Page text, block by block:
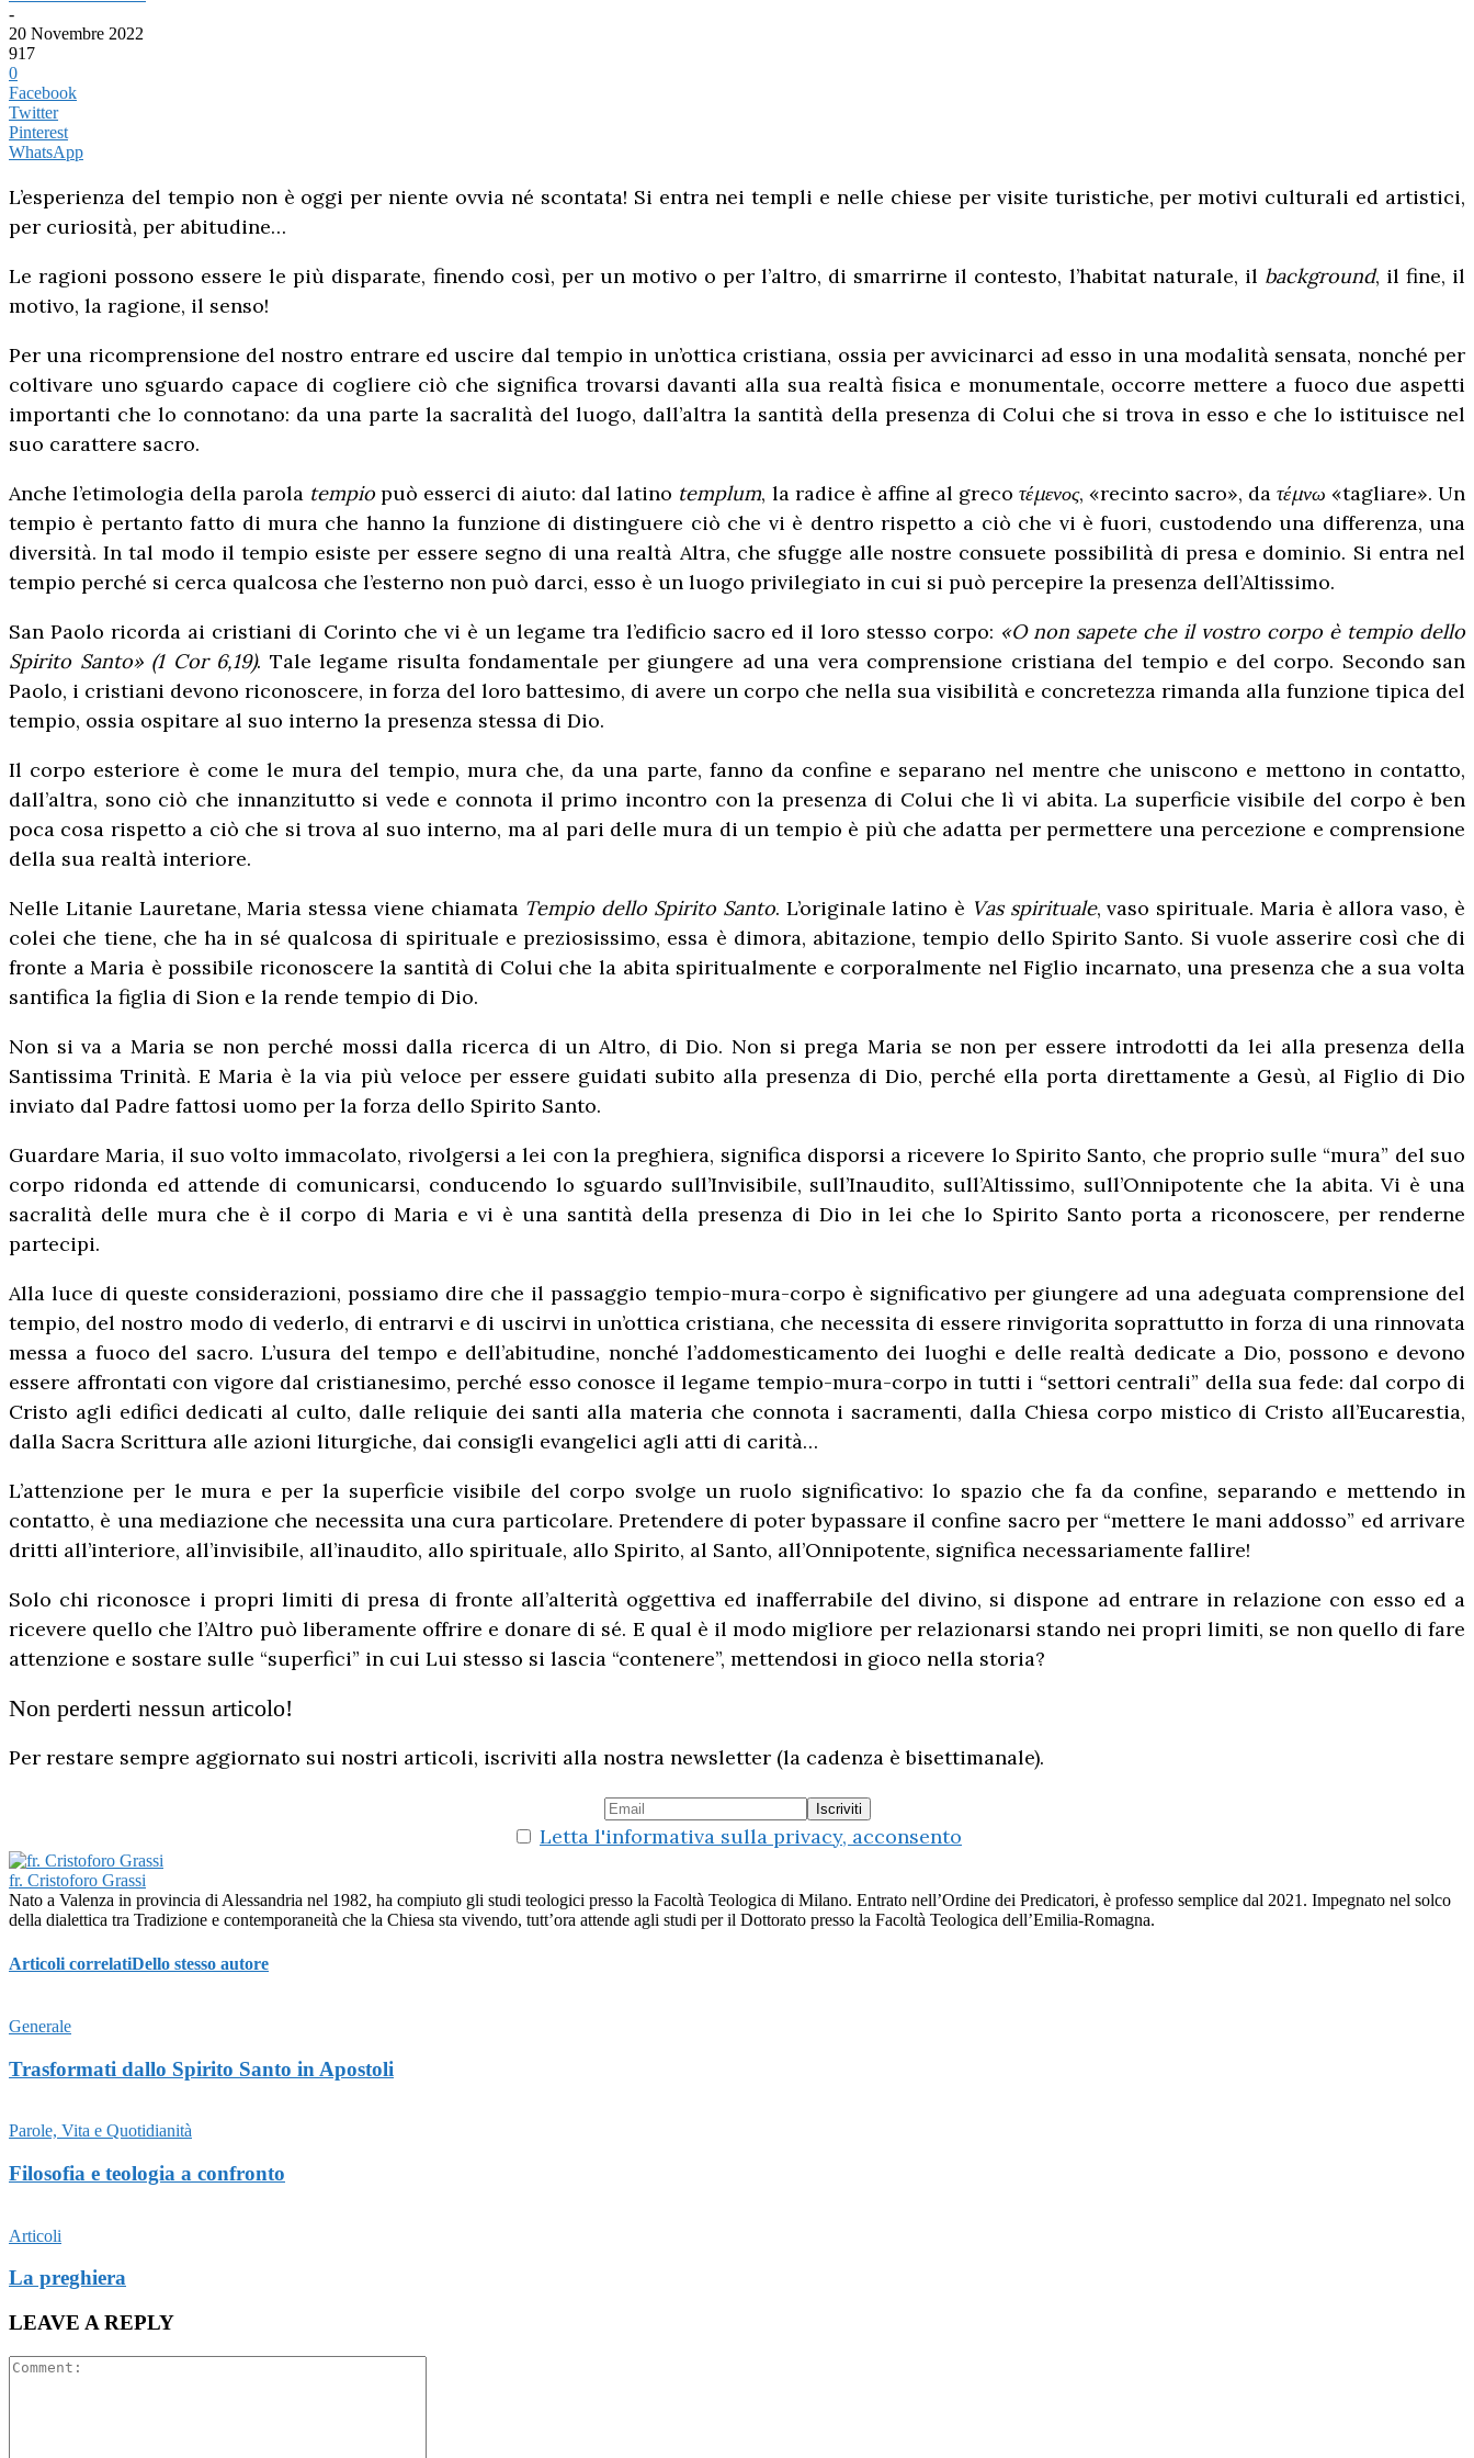
-
20 Novembre 2022
917
0
Facebook
Twitter
Pinterest
WhatsApp
L’esperienza del tempio non è oggi per niente ovvia né scontata! Si entra nei templi e nelle chiese per visite turistiche, per motivi culturali ed artistici,
per curiosità, per abitudine…
Le ragioni possono essere le più disparate, finendo così, per un motivo o per l’altro, di smarrirne il contesto, l’habitat naturale, il background, il fine, il
motivo, la ragione, il senso!
Per una ricomprensione del nostro entrare ed uscire dal tempio in un’ottica cristiana, ossia per avvicinarci ad esso in una modalità sensata, nonché per
coltivare uno sguardo capace di cogliere ciò che significa trovarsi davanti alla sua realtà fisica e monumentale, occorre mettere a fuoco due aspetti
importanti che lo connotano: da una parte la sacralità del luogo, dall’altra la santità della presenza di Colui che si trova in esso e che lo istituisce nel
suo carattere sacro.
Anche l’etimologia della parola tempio può esserci di aiuto: dal latino templum, la radice è affine al greco τέμενος, «recinto sacro», da τέμνω «tagliare». Un
tempio è pertanto fatto di mura che hanno la funzione di distinguere ciò che vi è dentro rispetto a ciò che vi è fuori, custodendo una differenza, una
diversità. In tal modo il tempio esiste per essere segno di una realtà Altra, che sfugge alle nostre consuete possibilità di presa e dominio. Si entra nel
tempio perché si cerca qualcosa che l’esterno non può darci, esso è un luogo privilegiato in cui si può percepire la presenza dell’Altissimo.
San Paolo ricorda ai cristiani di Corinto che vi è un legame tra l’edificio sacro ed il loro stesso corpo: «O non sapete che il vostro corpo è tempio dello
Spirito Santo» (1 Cor 6,19). Tale legame risulta fondamentale per giungere ad una vera comprensione cristiana del tempio e del corpo. Secondo san
Paolo, i cristiani devono riconoscere, in forza del loro battesimo, di avere un corpo che nella sua visibilità e concretezza rimanda alla funzione tipica del
tempio, ossia ospitare al suo interno la presenza stessa di Dio.
Il corpo esteriore è come le mura del tempio, mura che, da una parte, fanno da confine e separano nel mentre che uniscono e mettono in contatto,
dall’altra, sono ciò che innanzitutto si vede e connota il primo incontro con la presenza di Colui che lì vi abita. La superficie visibile del corpo è ben
poca cosa rispetto a ciò che si trova al suo interno, ma al pari delle mura di un tempio è più che adatta per permettere una percezione e comprensione
della sua realtà interiore.
Nelle Litanie Lauretane, Maria stessa viene chiamata Tempio dello Spirito Santo. L’originale latino è Vas spirituale, vaso spirituale. Maria è allora vaso, è
colei che tiene, che ha in sé qualcosa di spirituale e preziosissimo, essa è dimora, abitazione, tempio dello Spirito Santo. Si vuole asserire così che di
fronte a Maria è possibile riconoscere la santità di Colui che la abita spiritualmente e corporalmente nel Figlio incarnato, una presenza che a sua volta
santifica la figlia di Sion e la rende tempio di Dio.
Non si va a Maria se non perché mossi dalla ricerca di un Altro, di Dio. Non si prega Maria se non per essere introdotti da lei alla presenza della
Santissima Trinità. E Maria è la via più veloce per essere guidati subito alla presenza di Dio, perché ella porta direttamente a Gesù, al Figlio di Dio
inviato dal Padre fattosi uomo per la forza dello Spirito Santo.
Guardare Maria, il suo volto immacolato, rivolgersi a lei con la preghiera, significa disporsi a ricevere lo Spirito Santo, che proprio sulle “mura” del suo
corpo ridonda ed attende di comunicarsi, conducendo lo sguardo sull’Invisibile, sull’Inaudito, sull’Altissimo, sull’Onnipotente che la abita. Vi è una
sacralità delle mura che è il corpo di Maria e vi è una santità della presenza di Dio in lei che lo Spirito Santo porta a riconoscere, per renderne
partecipi.
Alla luce di queste considerazioni, possiamo dire che il passaggio tempio-mura-corpo è significativo per giungere ad una adeguata comprensione del
tempio, del nostro modo di vederlo, di entrarvi e di uscirvi in un’ottica cristiana, che necessita di essere rinvigorita soprattutto in forza di una rinnovata
messa a fuoco del sacro. L’usura del tempo e dell’abitudine, nonché l’addomesticamento dei luoghi e delle realtà dedicate a Dio, possono e devono
essere affrontati con vigore dal cristianesimo, perché esso conosce il legame tempio-mura-corpo in tutti i “settori centrali” della sua fede: dal corpo di
Cristo agli edifici dedicati al culto, dalle reliquie dei santi alla materia che connota i sacramenti, dalla Chiesa corpo mistico di Cristo all’Eucarestia,
dalla Sacra Scrittura alle azioni liturgiche, dai consigli evangelici agli atti di carità…
L’attenzione per le mura e per la superficie visibile del corpo svolge un ruolo significativo: lo spazio che fa da confine, separando e mettendo in
contatto, è una mediazione che necessita una cura particolare. Pretendere di poter bypassare il confine sacro per “mettere le mani addosso” ed arrivare
dritti all’interiore, all’invisibile, all’inaudito, allo spirituale, allo Spirito, al Santo, all’Onnipotente, significa necessariamente fallire!
Solo chi riconosce i propri limiti di presa di fronte all’alterità oggettiva ed inafferrabile del divino, si dispone ad entrare in relazione con esso ed a
ricevere quello che l’Altro può liberamente offrire e donare di sé. E qual è il modo migliore per relazionarsi stando nei propri limiti, se non quello di fare
attenzione e sostare sulle “superfici” in cui Lui stesso si lascia “contenere”, mettendosi in gioco nella storia?
Non perderti nessun articolo!
Per restare sempre aggiornato sui nostri articoli, iscriviti alla nostra newsletter (la cadenza è bisettimanale).
Letta l'informativa sulla privacy, acconsento
fr. Cristoforo Grassi
Nato a Valenza in provincia di Alessandria nel 1982, ha compiuto gli studi teologici presso la Facoltà Teologica di Milano. Entrato nell’Ordine dei Predicatori, è professo semplice dal 2021. Impegnato nel solco
della dialettica tra Tradizione e contemporaneità che la Chiesa sta vivendo, tutt’ora attende agli studi per il Dottorato presso la Facoltà Teologica dell’Emilia-Romagna.
Articoli correlatiDello stesso autore
Generale
Trasformati dallo Spirito Santo in Apostoli
Parole, Vita e Quotidianità
Filosofia e teologia a confronto
Articoli
La preghiera
LEAVE A REPLY